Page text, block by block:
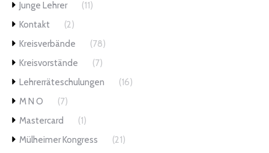
Junge Lehrer
(11)
Kontakt
(2)
Kreisverbände
(78)
Kreisvorstände
(7)
Lehrerräteschulungen
(16)
M N O
(7)
Mastercard
(1)
Mülheimer Kongress
(21)